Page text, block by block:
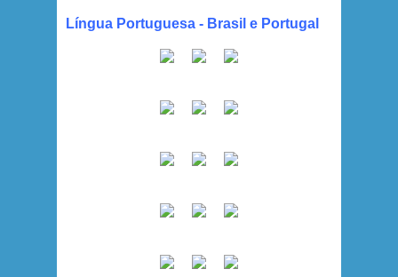
Língua Portuguesa - Brasil e Portugal